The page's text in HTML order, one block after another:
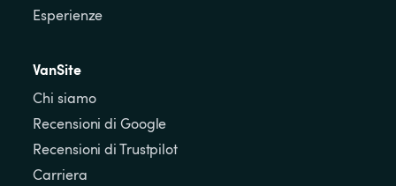
Esperienze
VanSite
Chi siamo
Recensioni di Google
Recensioni di Trustpilot
Carriera